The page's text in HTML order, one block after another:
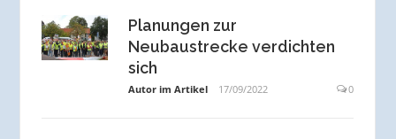
Planungen zur
Neubaustrecke verdichten
sich
Autor im Artikel 17/09/2022 0